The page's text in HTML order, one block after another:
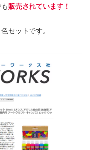
販売されています！
セットです。